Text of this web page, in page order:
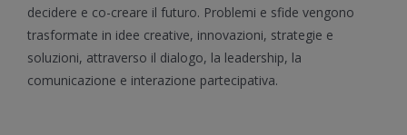
decidere e co-creare il futuro. Problemi e sfide vengono
trasformate in idee creative, innovazioni, strategie e
soluzioni, attraverso il dialogo, la leadership, la
comunicazione e interazione partecipativa.